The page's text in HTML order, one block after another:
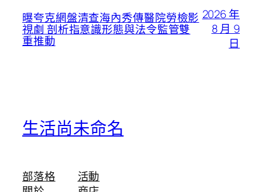
曝夸克網盤清查海內秀傳醫院勞檢影
視劇 剖析指意識形態與法令監管雙
重推動
2026 年
8 月 9
日
生活尚未命名
部落格
活動